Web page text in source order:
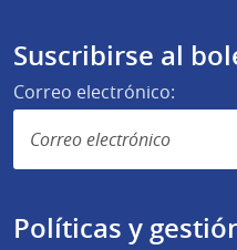
Suscribirse al
Correo electrónico:
Políticas y